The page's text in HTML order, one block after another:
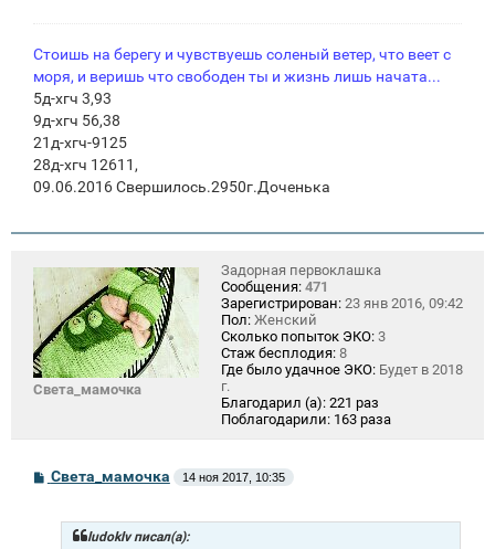
Стоишь на берегу и чувствуешь соленый ветер, что веет с
моря, и веришь что свободен ты и жизнь лишь начата...
5д-хгч 3,93
9д-хгч 56,38
21д-хгч-9125
28д-хгч 12611,
09.06.2016 Свершилось.2950г.Доченька
Света_мамочка
Задорная первоклашка
Сообщения: 471
Зарегистрирован: 23 янв 2016, 09:42
Пол: Женский
Сколько попыток ЭКО: 3
Стаж бесплодия: 8
Где было удачное ЭКО: Будет в 2018
г.
Благодарил (а): 221 раз
Поблагодарили: 163 раза
С
о
Света_мамочка 14 ноя 2017, 10:35
ludoklv писал(а):